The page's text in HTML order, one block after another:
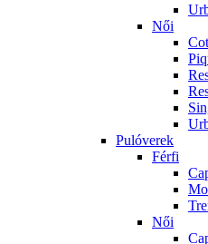
Női
Pulóverek
Férfi
Női